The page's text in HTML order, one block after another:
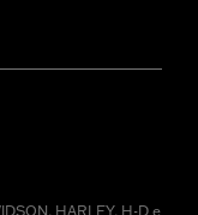
HARLEY, H-D e